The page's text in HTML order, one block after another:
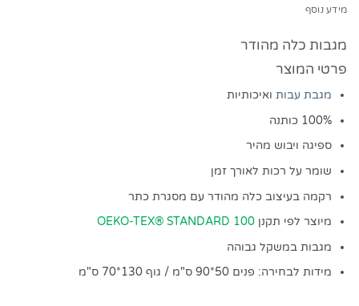
מידע נוסף
מגבות כלה מהודר
פרטי המוצר
מגבת עבותואיכותיות
100% כותנה
ספיגה ויבוש מהיר
שומר על רכות לאורך זמן
רקמה בעיצוב כלה מהודר עם מסגרת כתר
מיוצר לפי תקנן OEKO-TEX® STANDARD 100
מגבות במשקל גבוהה
מידות לבחירה: פנים 50*90 ס"מ / גוף 130*70 ס"מ